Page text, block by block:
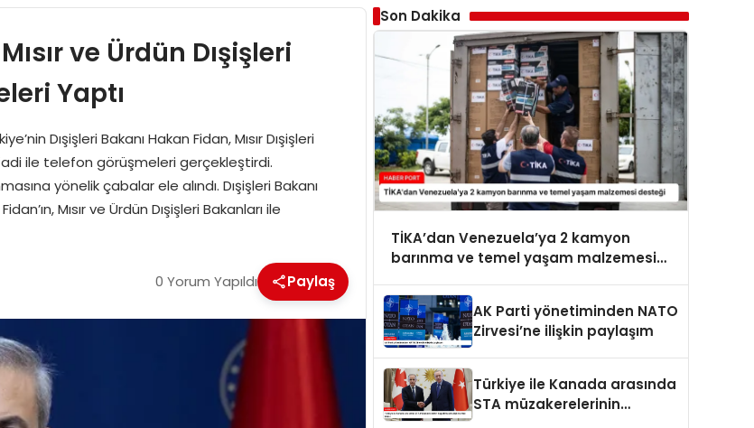
ve Ürdün Dışişleri
Yaptı
Dışişleri Bakanı Hakan Fidan, Mısır Dışişleri
ile telefon görüşmeleri gerçekleştirdi.
yönelik çabalar ele alındı. Dışişleri Bakanı
Mısır ve Ürdün Dışişleri Bakanları ile
0 Yorum Yapıldı Paylaş
Son Dakika
TİKA’dan Venezuela’ya 2 kamyon
barınma ve temel yaşam malzemesi
AK Parti yönetiminden NATO
Zirvesi’ne ilişkin paylaşım
Türkiye ile Kanada arasında
STA müzakerelerinin